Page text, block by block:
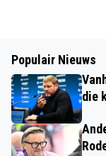
Populair Nieuws
die